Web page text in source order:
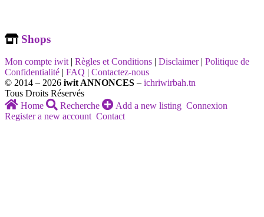
Shops
Mon compte iwit | Règles et Conditions | Disclaimer | Politique de
Confidentialité | FAQ | Contactez-nous
© 2014 – 2026 iwit ANNONCES – ichriwirbah.tn
Tous Droits Réservés
Home
Recherche Add a new listing Connexion
Register a new account Contact